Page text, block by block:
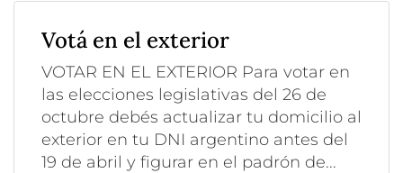
Votá en el exterior
VOTAR EN EL EXTERIOR Para votar en
las elecciones legislativas del 26 de
octubre debés actualizar tu domicilio al
exterior en tu DNI argentino antes del
19 de abril y figurar en el padrón de...